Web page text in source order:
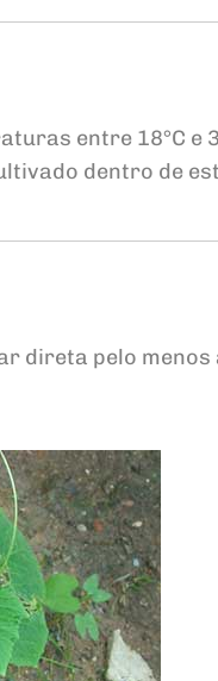
entre 18°C e
dentro de
direta pelo menos